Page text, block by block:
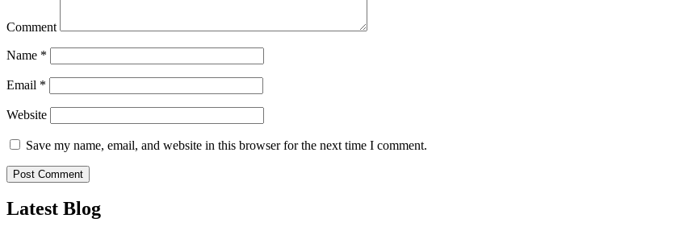
Comment
Name *
Email *
Website
Save my name, email, and website in this browser for the next time I comment.
Latest Blog